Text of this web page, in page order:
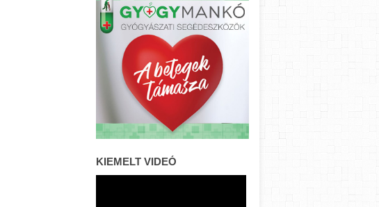
KIEMELT VIDEÓ